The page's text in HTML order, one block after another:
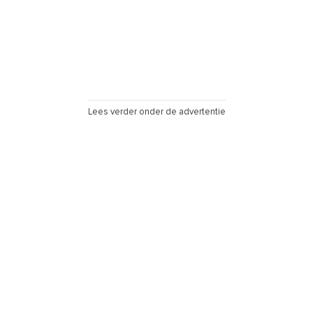
Lees verder onder de advertentie